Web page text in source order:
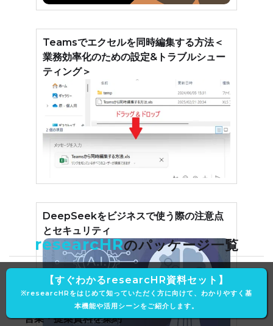
Teamsでエクセルを同時編集する方法＜
業務効率化のための設定&トラブルシュー
ティング＞
DeepSeekをビジネスで使う際の注意点
とセキュリティ
researcHRのパッケージ一覧
営業力強化
営業・提案資料を集約
【すぐわかるresearcHR資料セット】
※researcHRをはじめて知っていただく方に向けて、わかりやすく基
本機能や活用シーンをご紹介します。